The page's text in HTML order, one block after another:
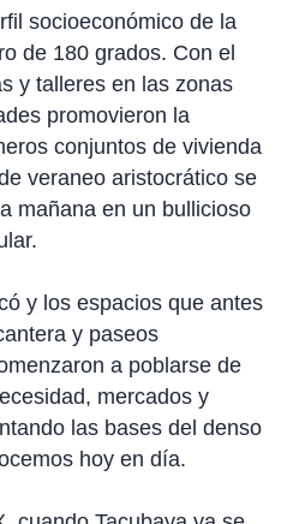
socioeconómico de la
de 180 grados. Con el
y talleres en las zonas
promovieron la
conjuntos de vivienda
veraneo aristocrático se
mañana en un bullicioso
y los espacios que antes
y paseos
a poblarse de
mercados y
las bases del denso
hoy en día.